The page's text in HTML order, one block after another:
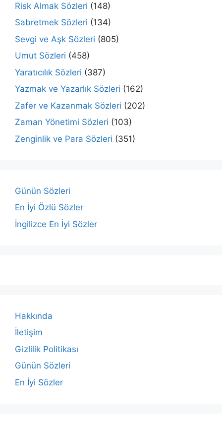
Risk Almak Sözleri (148)
Sabretmek Sözleri (134)
Sevgi ve Aşk Sözleri (805)
Umut Sözleri (458)
Yaratıcılık Sözleri (387)
Yazmak ve Yazarlık Sözleri (162)
Zafer ve Kazanmak Sözleri (202)
Zaman Yönetimi Sözleri (103)
Zenginlik ve Para Sözleri (351)
Günün Sözleri
En İyi Özlü Sözler
İngilizce En İyi Sözler
Hakkında
İletişim
Gizlilik Politikası
Günün Sözleri
En İyi Sözler